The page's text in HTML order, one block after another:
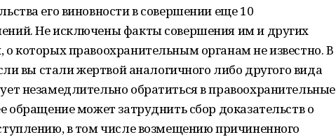
его виновности в совершении еще 10
Не исключены факты совершения им и других
которых правоохранительным органам не известно. В
вы стали жертвой аналогичного либо другого вида
незамедлительно обратиться в правоохранительные
обращение может затруднить сбор доказательств о
в том числе возмещению причиненного